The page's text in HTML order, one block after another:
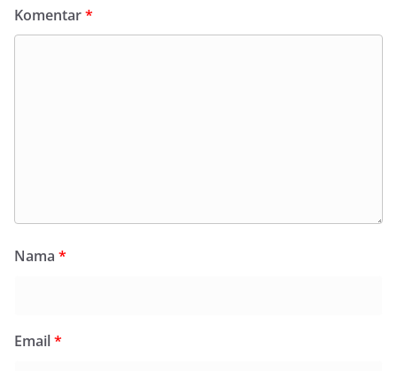
Komentar*
Nama *
Email*